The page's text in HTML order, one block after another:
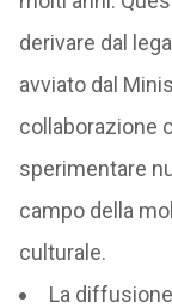
derivare dal
avviato dal
collaborazione
sperimentare
campo della
culturale.
La